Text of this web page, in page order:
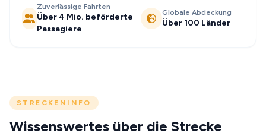
Zuverlässige Fahrten
Über 4 Mio. beförderte
Passagiere
Globale Abdeckung
Über 100 Länder
STRECKENINFO
Wissenswertes über die Strecke